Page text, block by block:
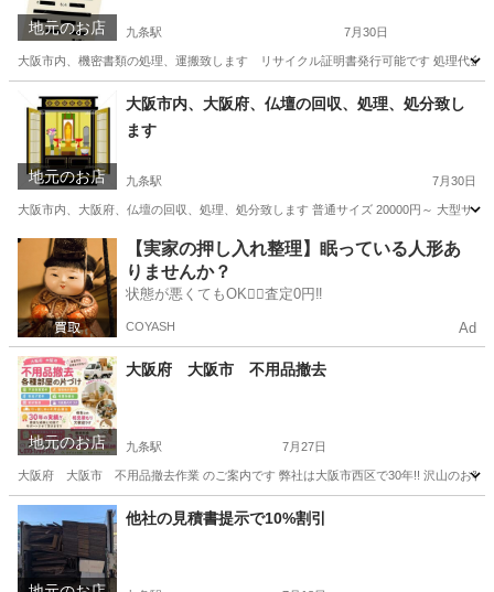
地元のお店 九条駅 7月30日
大阪市内、機密書類の処理、運搬致します リサイクル証明書発行可能です 処
大阪 大阪市 九条駅 不用品処分
地元のお店
大阪市内、大阪府、仏壇の回収、処理、処分致し
ます
九条駅 7月30日
大阪市内、大阪府、仏壇の回収、処理、処分致します 普通サイズ 20000円～ 大型
大阪 大阪市 九条駅 不用品回収
【実家の押し入れ整理】眠っている人形あ
りませんか？
状態が悪くてもOK🙆‍♀️査定0円‼️
COYASH Ad
地元のお店
大阪府 大阪市 不用品撤去
九条駅 7月27日
大阪府 大阪市 不用品撤去作業 のご案内です 弊社は大阪市西区で30年!! 沢山のお客
大阪 大阪市 九条駅 不用品回収 お客様
他社の見積書提示で10%割引